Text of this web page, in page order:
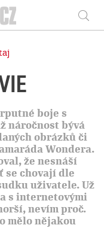
boje s
náročnost bývá
obrázků či
Wondera.
že nesnáší
se chovají dle
uživatele. Už
s internetovými
nevím proč.
mělo nějakou